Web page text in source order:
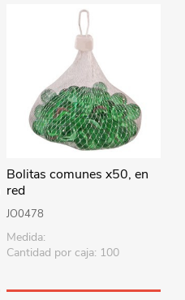
Bolitas comunes x50, en
red
JO0478
Medida:
Cantidad por caja: 100